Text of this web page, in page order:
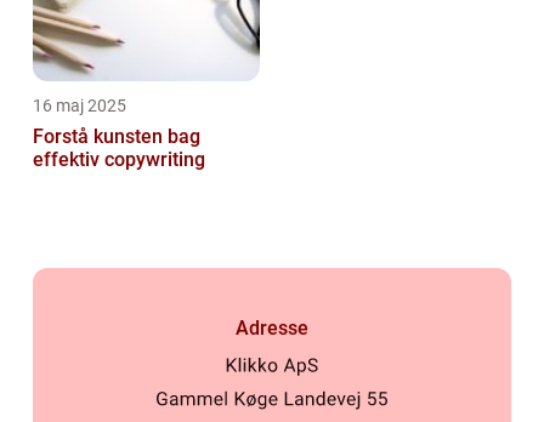
16 maj 2025
Forstå kunsten bag
effektiv copywriting
Adresse